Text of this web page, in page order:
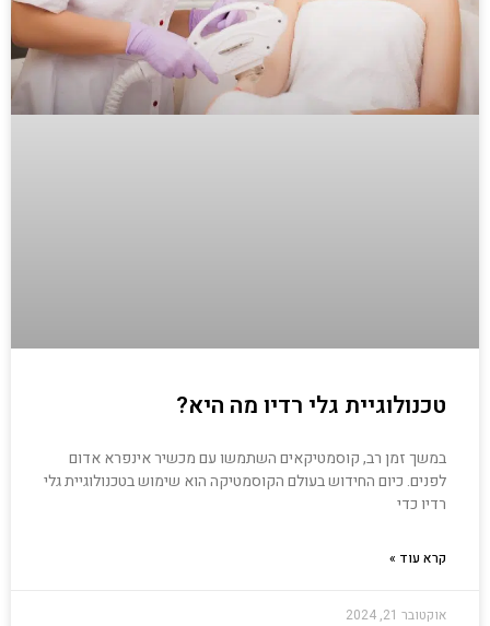
טכנולוגיית גלי רדיו מה היא?
במשך זמן רב, קוסמטיקאים השתמשו עם מכשיר אינפרא אדום
לפנים. כיום החידוש בעולם הקוסמטיקה הוא שימוש בטכנולוגיית גלי
רדיו כדי
קרא עוד »
אוקטובר 21, 2024